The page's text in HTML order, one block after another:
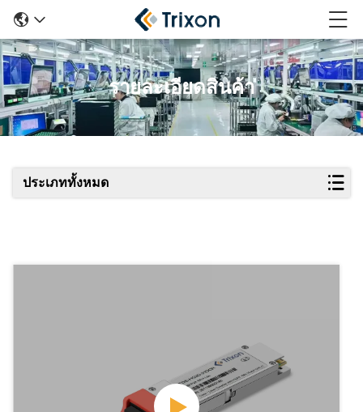
รายละเอียดสินค้า
ประเภททั้งหมด